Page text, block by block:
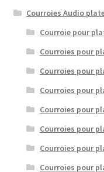
Courroies Audio
Courroie pour
Courroies pour
Courroies pour
Courroies pour
Courroies pour
Courroies pour
Courroies pour
Courroies pour